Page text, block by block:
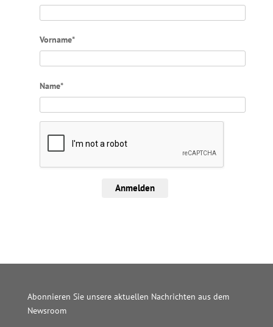
Vorname*
Name*
Anmelden
Abonnieren Sie unsere aktuellen Nachrichten aus dem
Newsroom